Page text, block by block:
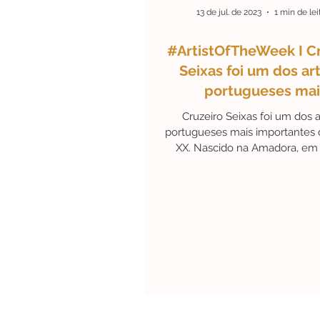
#ArtistOfTheWeek I
Seixas foi um dos
portugueses
importantes do
Cruzeiro Seixas foi um dos
portugueses mais importantes
XX. Nascido na Amadora, em
13 de jul. de 2023 1 min de